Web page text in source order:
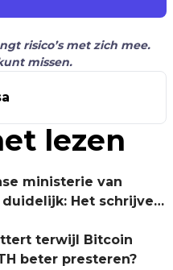
risico’s met zich mee.
missen.
lezen
ministerie van
Het schrijven
je geen
op!terwijl Bitcoin
beter presteren?